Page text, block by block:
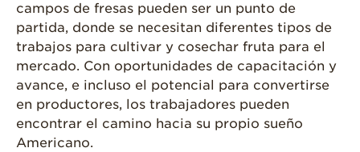
campos de fresas pueden ser un punto de
partida, donde se necesitan diferentes tipos de
trabajos para cultivar y cosechar fruta para el
mercado. Con oportunidades de capacitación y
avance, e incluso el potencial para convertirse
en productores, los trabajadores pueden
encontrar el camino hacia su propio sueño
Americano.